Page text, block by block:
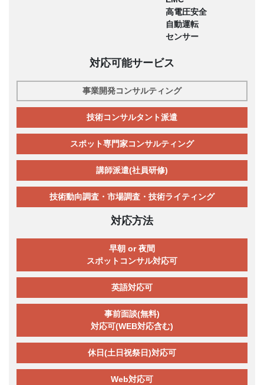
高電圧安全
自動運転
センサー
対応可能サービス
事業開発コンサルティング
技術コンサルタント派遣
スポット専門家コンサルティング
講師派遣(社員研修)
技術動向調査・市場調査・技術ライティング
対応方法
早朝 or 夜間
スポットコンサル対応可
英語対応可
事前面談(無料)
対応可(WEB対応含む)
休日(土日祝祭日)対応可
Web対応可